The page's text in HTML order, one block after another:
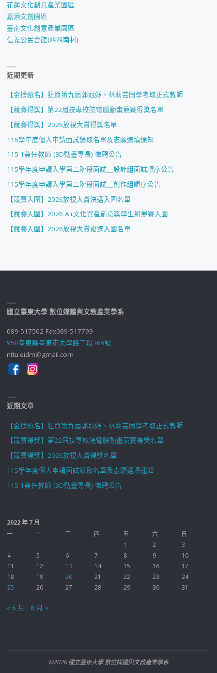
花蓮文化創意產業園區
嘉酒文創園區
臺南文化創意產業園區
信義公民會館(四四南村)
近期更新
【金榜題名】狂賀第九屆郭冠妤、林莉芸同學考取正式教師
【競賽得獎】第22屆技專校院電腦動畫競賽得獎名單
【競賽得獎】2026放視大賞得獎名單
115學年度個人申請面試錄取名單及志願選填通知
115-1兼任教師 (3D動畫專長) 徵聘公告
115學年度申請入學第二階段面試＿設計組面試順序公告
115學年度申請入學第二階段面試＿創作組順序公告
【競賽入圍】2026放視大賞決選入圍名單
【競賽入圍】2026 A+文化資產創意獎學生組競賽入圍
【競賽入圍】2026放視大賞複選入圍名單
國立臺東大學 數位媒體與文教產業學系
089-517502 Fax089-517799
950臺東縣臺東市大學路二段369號
nttu.eidm@gmail.com
近期文章
【金榜題名】狂賀第九屆郭冠妤、林莉芸同學考取正式教師
【競賽得獎】第22屆技專校院電腦動畫競賽得獎名單
【競賽得獎】2026放視大賞得獎名單
115學年度個人申請面試錄取名單及志願選填通知
115-1兼任教師 (3D動畫專長) 徵聘公告
2022 年 7 月
一
二 三 四 五 六
日
1
2
3
4
5 6 7 8 9
10
11
12 13 14 15 16
17
18
19 20 21 22 23
24
25
26 27 28 29 30 31
« 6 月 8 月 »
©2026 國立臺東大學 數位媒體與文教產業學系